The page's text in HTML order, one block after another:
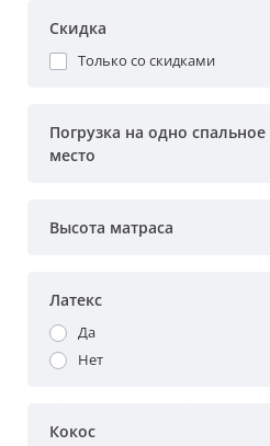
Скидка
Только со cкидками
Погрузка на одно спальное
место
Высота матраса
Латекс
Да
Нет
Кокос